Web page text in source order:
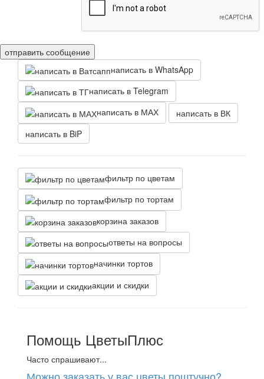
написать в WhatsApp
написать в Telegram
написать в МАХ
написать в ВК
написать в BiP
фильтр по цветам
фильтр по тортам
корзина заказов
ответы на вопросы
начинки тортов
акции и скидки
Помощь ЦветыПлюс
Часто спрашивают...